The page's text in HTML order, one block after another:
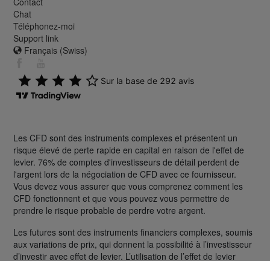
Chat
Téléphonez-moi
Support link
Français (Swiss)
Les CFD sont des instruments complexes et présentent un
risque élevé de perte rapide en capital en raison de l'effet de
levier. 76% de comptes d'investisseurs de détail perdent de
l'argent lors de la négociation de CFD avec ce fournisseur.
Vous devez vous assurer que vous comprenez comment les
CFD fonctionnent et que vous pouvez vous permettre de
prendre le risque probable de perdre votre argent.
Les futures sont des instruments financiers complexes, soumis
aux variations de prix, qui donnent la possibilité à l’investisseur
d’investir avec effet de levier. L’utilisation de l’effet de levier